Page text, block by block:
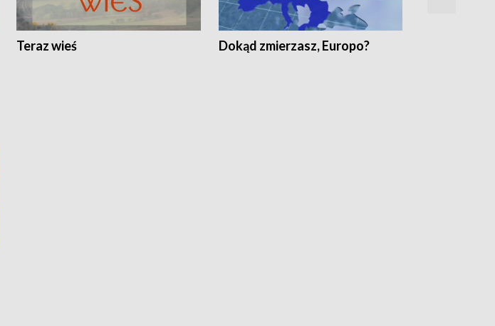
Teraz wieś Dokąd zmierzasz, Europo?